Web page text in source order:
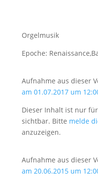
Orgelmusik
Epoche:
Aufnahme aus dieser
am 01.07.2017 um
Dieser Inhalt ist nur
sichtbar. Bitte melde
anzuzeigen.
Aufnahme aus dieser
am 20.06.2015 um